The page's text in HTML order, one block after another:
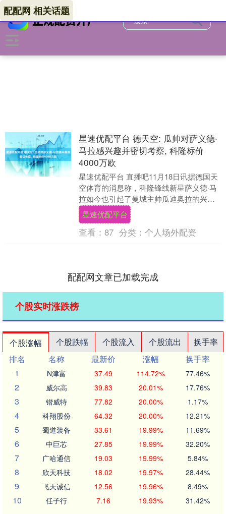
配配网 相关话题
星速优配平台 德天空: 瓜帅对萨义德·
马拉感兴趣并密切考察, 科隆标价
4000万欧
星速优配平台 直播吧11月18日讯据德国天
空体育的消息称，科隆锋线新星萨义德·马
拉如今也引起了曼城主帅瓜迪奥拉的兴
趣，他和他的团队正在密切考察这名球
员。 报道中....
星速优配平台
查看： 87 分类： 个人场外配资
配配网文章已加载完成
个股实时涨跌榜
个股涨幅 个股跌幅 个股流入 个股流出
换手率
排名
名称 最新价 涨幅
换手率
1
N津富 37.49 114.72% 77.46%
2 威尔高 39.83 20.01% 17.76%
3 锴威特 77.82 20.00% 1.17%
4 科翔股份 64.32 20.00% 12.21%
5 蜀道装备 33.61 19.99% 11.69%
6 中巨芯 27.85 19.99% 32.20%
7 广哈通信 19.03 19.99% 5.84%
8 欣天科技 18.02 19.97% 28.44%
9 飞天诚信 12.56 19.96% 8.49%
10 任子行 7.16 19.93% 31.42%